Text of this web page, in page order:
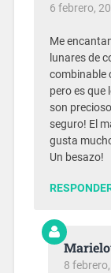
6 febrero,
Me
lunares de
combinable
pero es que
son
seguro! El
gusta
Un besazo!
8